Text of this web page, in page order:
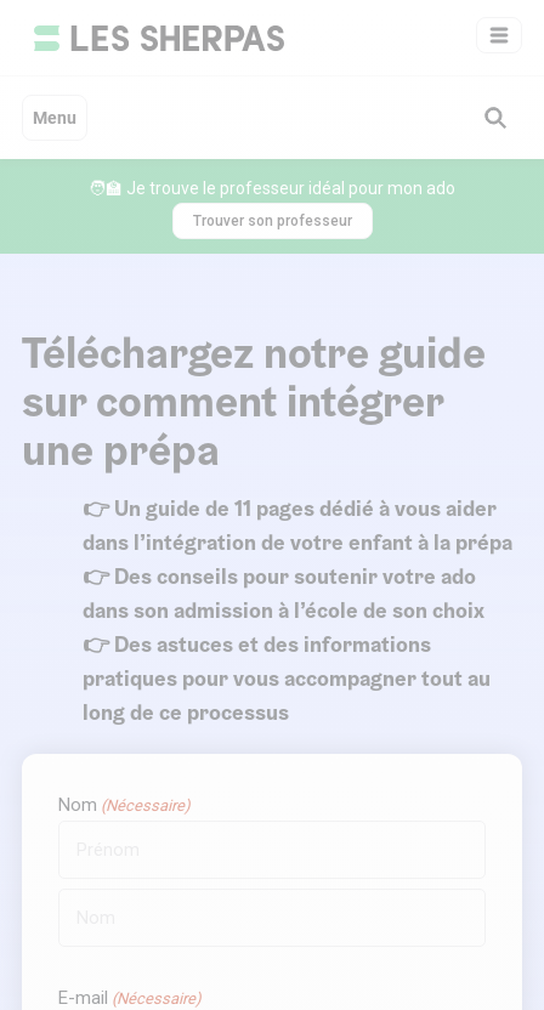
Menu
🧑‍🏫 Je trouve le professeur idéal pour mon ado
Trouver son professeur
Téléchargez notre guide
sur comment intégrer
une prépa
👉 Un guide de 11 pages dédié à vous aider
dans l’intégration de votre enfant à la prépa
👉 Des conseils pour soutenir votre ado
dans son admission à l’école de son choix
👉 Des astuces et des informations
pratiques pour vous accompagner tout au
long de ce processus
Nom (Nécessaire)
E-mail (Nécessaire)